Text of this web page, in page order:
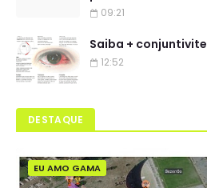
09:21
Saiba + conjuntivite
12:52
DESTAQUE
EU AMO GAMA